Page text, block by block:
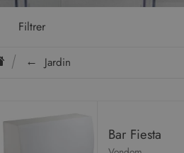
Filtrer
Jardin
Bar Fiesta